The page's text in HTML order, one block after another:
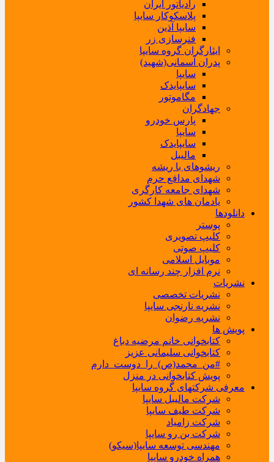
رادیاتور ایران
پلاسکوکار سایپا
سایپا آذین
فنرسازی زر
ایثارگران گروه سایپا
پدران آسمانی(شهید)
سایپا
سایپایدک
مگاموتور
جهادگران
پارس خودرو
سایپا
سایپایدک
مالیبل
ریشوهای با ریشه
شهدای مدافع حرم
شهدای جامعه کارگری
یادمان های شهدا کشور
دانلودها
پوستر
کلیپ تصویری
کلیپ صوتی
موبایل اسلامی
نرم افزار چند رسانه ای
نشریات
نشریات تخصصی
نشریه نارنجی سایپا
نشریه رضوان
پویش ها
کتابخوانی خانم مرضیه دباغ
کتابخوانی سلیمانی عزیز
#من_محمد(ص)_را_دوست_دارم
پویش کتابخوانی در منزل
معرفی شرکتهای گروه سایپا
شرکت مالیبل سایپا
شرکت طیف سایپا
شرکت زامیاد
شرکت بن رو سایپا
مهندسی توسعه سایپا(سیکو)
همراه خودرو سایپا